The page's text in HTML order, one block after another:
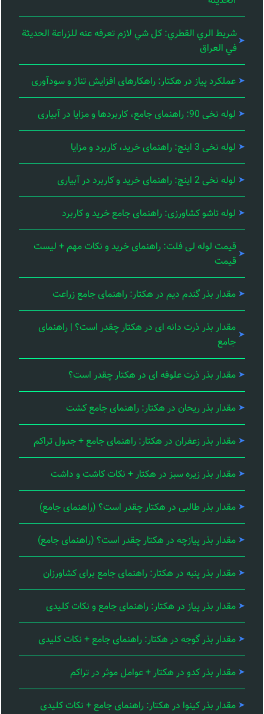
شريط الري القطري: كل شي لازم تعرفه عنه للزراعة الحديثة
في العراق
عملکرد پیاز در هکتار: راهکارهای افزایش تناژ و سودآوری
لوله نخی 90: راهنمای جامع، کاربردها و مزایا در آبیاری
لوله نخی 3 اینچ: راهنمای خرید، کاربرد و مزایا
لوله نخی 2 اینچ: راهنمای خرید و کاربرد در آبیاری
لوله تاشو کشاورزی: راهنمای جامع خرید و کاربرد
قیمت لوله لی فلت: راهنمای خرید و نکات مهم + لیست
قیمت
مقدار بذر گندم دیم در هکتار: راهنمای جامع زراعت
مقدار بذر ذرت دانه ای در هکتار چقدر است؟ | راهنمای
جامع
مقدار بذر ذرت علوفه ای در هکتار چقدر است؟
مقدار بذر ریحان در هکتار: راهنمای جامع کشت
مقدار بذر زعفران در هکتار: راهنمای جامع + جدول تراکم
مقدار بذر زیره سبز در هکتار + نکات کاشت و داشت
مقدار بذر طالبی در هکتار چقدر است؟ (راهنمای جامع)
مقدار بذر پیازچه در هکتار چقدر است؟ (راهنمای جامع)
مقدار بذر پنبه در هکتار: راهنمای جامع برای کشاورزان
مقدار بذر پیاز در هکتار: راهنمای جامع و نکات کلیدی
مقدار بذر گوجه در هکتار: راهنمای جامع + نکات کلیدی
مقدار بذر کدو در هکتار + عوامل موثر در تراکم
مقدار بذر کینوا در هکتار: راهنمای جامع + نکات کلیدی